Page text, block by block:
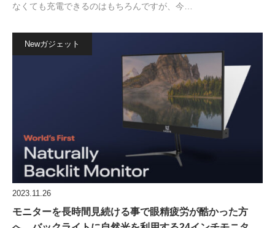
なくても充電できるのはもちろんですが、今…
Newガジェット
2023.11.26
モニターを長時間見続ける事で眼精疲労が酷かった方